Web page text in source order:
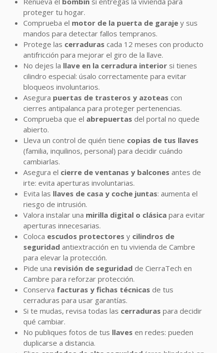
proteger tu hogar.
Comprueba el motor de la puerta de garaje y sus
mandos para detectar fallos tempranos.
Protege las cerraduras cada 12 meses con producto
antifricción para mejorar el giro de la llave.
No dejes la llave en la cerradura interior si tienes
cilindro especial: úsalo correctamente para evitar
bloqueos involuntarios.
Asegura puertas de trasteros y azoteas con
cierres antipalanca para proteger pertenencias.
Comprueba que el abrepuertas del portal no quede
abierto.
Lleva un control de quién tiene copias de tus llaves
(familia, inquilinos, personal) para decidir cuándo
cambiarlas.
Asegura el cierre de ventanas y balcones antes de
irte: evita aperturas involuntarias.
Evita las llaves de casa y coche juntas: aumenta el
riesgo de intrusión.
Valora instalar una mirilla digital o clásica para evitar
aperturas innecesarias.
Coloca escudos protectores y cilindros de
seguridad antiextracción en tu vivienda de Cambre
para elevar la protección.
Pide una revisión de seguridad de CierraTech en
Cambre para reforzar protección.
Conserva facturas y fichas técnicas de tus
cerraduras para usar garantías.
Si te mudas, revisa todas las cerraduras para decidir
qué cambiar.
No publiques fotos de tus llaves en redes: pueden
duplicarse a distancia.